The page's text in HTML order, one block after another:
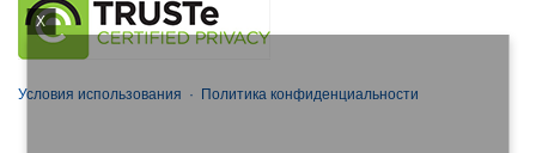
X
Условия использования · Политика конфиденциальности